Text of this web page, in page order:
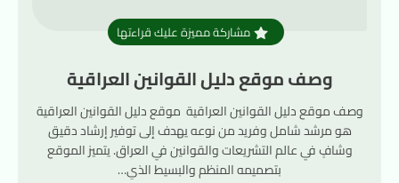
مشاركة مميزة عليك قراءتها
وصف موقع دليل القوانين العراقية
وصف موقع دليل القوانين العراقية موقع دليل القوانين العراقية
هو مرشد شامل وفريد من نوعه يهدف إلى توفير إرشاد دقيق
وشافٍ في عالم التشريعات والقوانين في العراق. يتميز الموقع
بتصميمه المنظم والبسيط الذي…